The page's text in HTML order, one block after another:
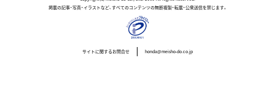
掲載の記事・写真・イラストなど、すべてのコンテンツの無断複製・転載・公衆送信を禁じます。
サイトに関するお問合せ honda@meisho-do.co.jp